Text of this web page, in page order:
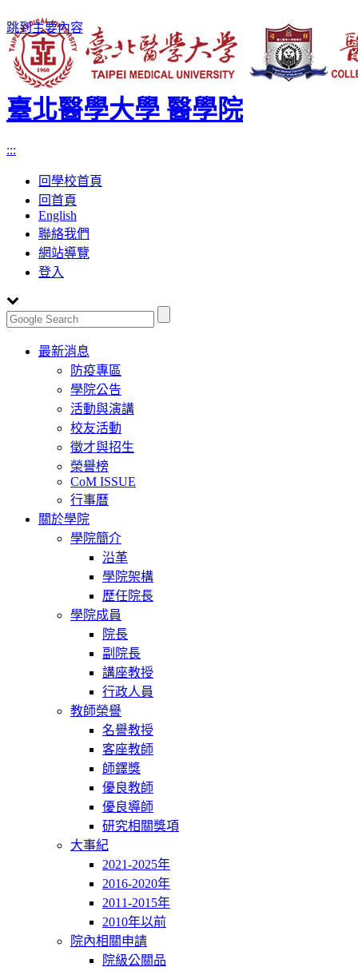
跳到主要內容
臺北醫學大學 醫學院
:::
回學校首頁
回首頁
English
聯絡我們
網站導覽
登入
Toggle
navigation
最新消息
防疫專區
學院公告
活動與演講
校友活動
徵才與招生
榮譽榜
CoM ISSUE
行事曆
關於學院
學院簡介
沿革
學院架構
歷任院長
學院成員
院長
副院長
講座教授
行政人員
教師榮譽
名譽教授
客座教師
師鐸獎
優良教師
優良導師
研究相關獎項
大事紀
2021-2025年
2016-2020年
2011-2015年
2010年以前
院內相關申請
院級公關品